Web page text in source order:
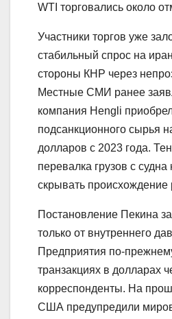
WTI торговались около
Участники торгов уже
стабильный спрос на
стороны КНР через
Местные СМИ ранее
компания Hengli
подсанкционного сырья
долларов с 2023 года.
перевалка грузов с
скрывать происхождение
Постановление Пекина
только от внутреннего
Предприятия по-
транзакциях в долларах
корреспонденты. На
США предупредили